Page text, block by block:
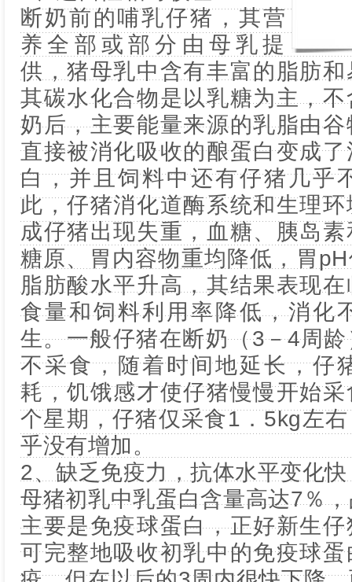
断奶前的哺乳仔猪，其营
养全部或部分由母乳提
供，猪母乳中含有丰富的脂肪
其碳水化合物是以乳糖为主，
奶后，主要能量来源的乳脂由
直接被消化吸收的酿蛋白变成
白，并且饲料中还有仔猪几乎
此，仔猪消化道酶系统和生理
成仔猪出现失重，血糖、胰岛
糖原、胃内容物重均降低，胃
脂肪酸水平升高，其结果表现
食量和饲料利用率降低，消化
生。一般仔猪在断奶（3－4周
不采食，随着时间地延长，仔
耗，饥饿感才使仔猪慢慢开始
个星期，仔猪仅采食1．5kg左
乎没有增加。
2、缺乏免疫力，抗体水平变化快
母猪初乳中乳蛋白含量高达7％
主要是免疫球蛋白，正好新生
可完整地吸收初乳中的免疫球